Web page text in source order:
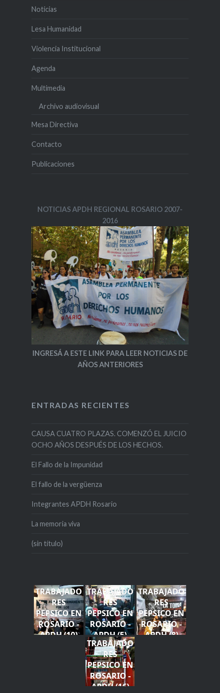
Noticias
Lesa Humanidad
Violencia Institucional
Agenda
Multimedia
Archivo audiovisual
Mesa Directiva
Contacto
Publicaciones
NOTICIAS APDH REGIONAL ROSARIO 2007-
2016
INGRESÁ A ESTE LINK PARA LEER NOTICIAS DE
AÑOS ANTERIORES
ENTRADAS RECIENTES
CAUSA CUATRO PLAZAS. COMENZÓ EL JUICIO
OCHO AÑOS DESPUÉS DE LOS HECHOS.
El Fallo de la Impunidad
El fallo de la vergüenza
Integrantes APDH Rosario
La memoria viva
(sin título)
TRABAJADO
RES
PEPSICO EN
ROSARIO -
APDH (10)
TRABAJADO
RES
PEPSICO EN
ROSARIO -
APDH (5)
TRABAJADO
RES
PEPSICO EN
ROSARIO -
APDH (8)
TRABAJADO
RES
PEPSICO EN
ROSARIO -
APDH (16)